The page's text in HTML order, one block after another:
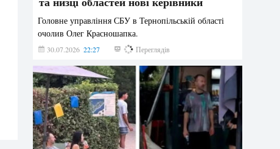
Головне управління СБУ в Тернопільській області
очолив Олег Красношапка.
30.07.2026 22:27 615 Переглядів